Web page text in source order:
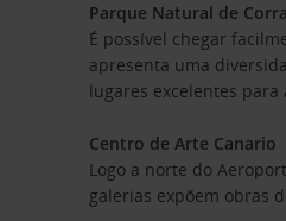
Parque Natural de
É possível chegar
apresenta uma
lugares excelentes
Centro de Arte Canario
Logo a norte do
galerias expõem obras